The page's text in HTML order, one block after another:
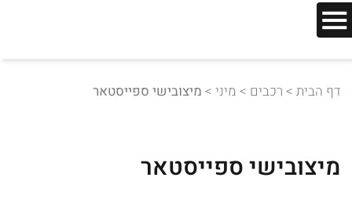
דף הבית > רכבים > מיני > מיצובישי ספייסטאר
מיצובישי ספייסטאר